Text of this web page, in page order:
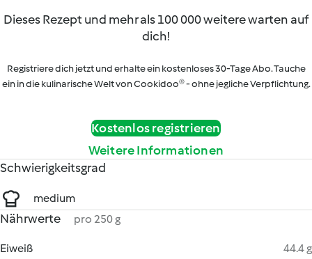
Dieses Rezept und mehr als 100 000 weitere warten auf
dich!
Registriere dich jetzt und erhalte ein kostenloses 30-Tage Abo. Tauche
ein in die kulinarische Welt von Cookidoo® - ohne jegliche Verpflichtung.
Kostenlos registrieren
Weitere Informationen
Schwierigkeitsgrad
medium
Nährwerte pro 250 g
Eiweiß
44.4 g